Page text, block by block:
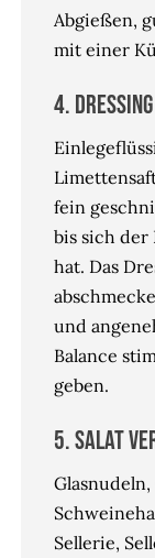
Abgießen,
mit einer
4.
fein
bis sich der
hat. Das
und
Balance
geben.
5. Salat
Sellerie,